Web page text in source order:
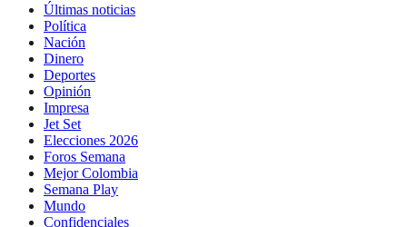
Últimas noticias
Política
Nación
Dinero
Deportes
Opinión
Impresa
Jet Set
Elecciones 2026
Foros Semana
Mejor Colombia
Semana Play
Mundo
Confidenciales